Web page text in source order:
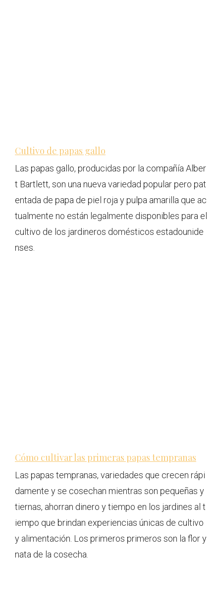
Cultivo de papas gallo
Las papas gallo, producidas por la compañía Alber
t Bartlett, son una nueva variedad popular pero pat
entada de papa de piel roja y pulpa amarilla que ac
tualmente no están legalmente disponibles para el
cultivo de los jardineros domésticos estadounide
nses.
Cómo cultivar las primeras papas tempranas
Las papas tempranas, variedades que crecen rápi
damente y se cosechan mientras son pequeñas y
tiernas, ahorran dinero y tiempo en los jardines al t
iempo que brindan experiencias únicas de cultivo
y alimentación. Los primeros primeros son la flor y
nata de la cosecha.